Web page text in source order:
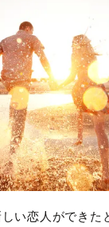
い恋人ができた